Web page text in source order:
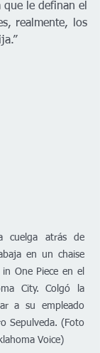
le definan el
realmente, los
cuelga atrás de
en un chaise
One Piece en el
City. Colgó la
a su empleado
Sepulveda. (Foto
Voice)